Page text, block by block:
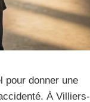
pour donner une
À Villiers-